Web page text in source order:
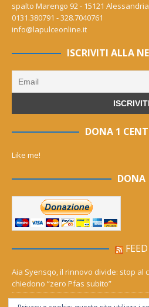
spalto Marengo 92 - 15121 Alessandria
0131.380791 - 328.7040761
info@lapulceonline.it
ISCRIVITI ALLA
DONA 1
Like me!
DONA
FEED
Aia Syensqo, il rinnovo divide: stop al
chiedono “zero Pfas subito”
Derthona ripescato in serie D: Grigi,